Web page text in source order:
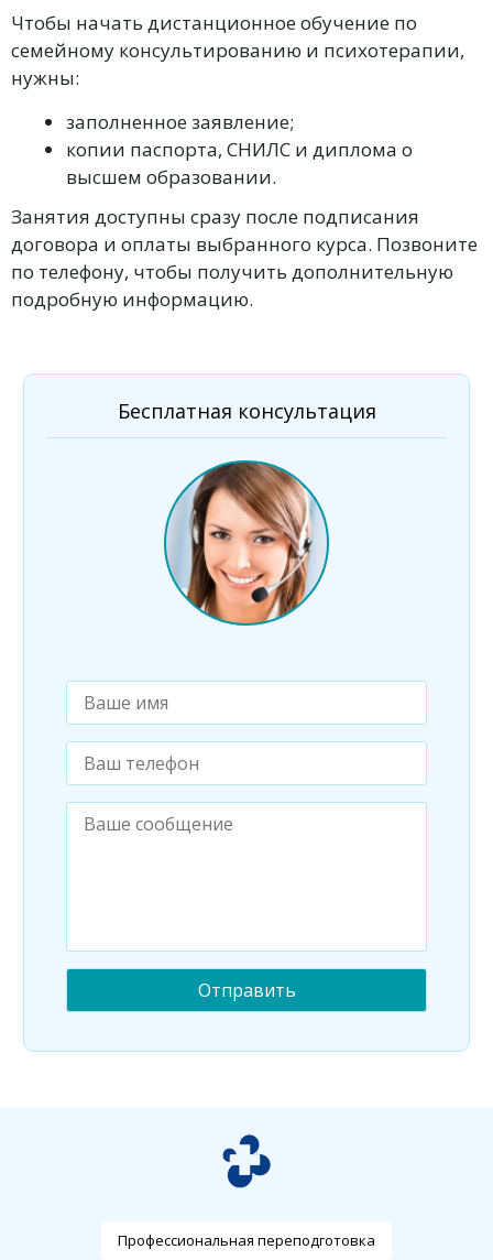
Чтобы начать дистанционное обучение по
семейному консультированию и психотерапии,
нужны:
заполненное заявление;
копии паспорта, СНИЛС и диплома о
высшем образовании.
Занятия доступны сразу после подписания
договора и оплаты выбранного курса. Позвоните
по телефону, чтобы получить дополнительную
подробную информацию.
Бесплатная консультация
Профессиональная переподготовка